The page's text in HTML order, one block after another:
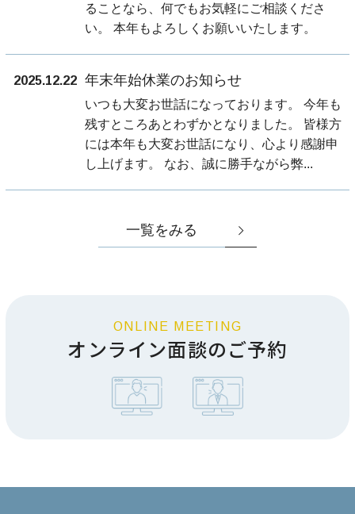
ることなら、何でもお気軽にご相談くださ
い。 本年もよろしくお願いいたします。
2025.12.22 年末年始休業のお知らせ
いつも大変お世話になっております。 今年も
残すところあとわずかとなりました。 皆様方
には本年も大変お世話になり、心より感謝申
し上げます。 なお、誠に勝手ながら弊...
一覧をみる
ONLINE MEETING
オンライン面談のご予約